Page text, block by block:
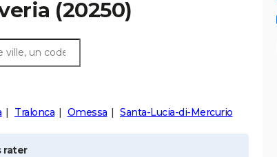
(20250)
Tralonca Omessa Santa-Lucia-di-Mercurio
rater